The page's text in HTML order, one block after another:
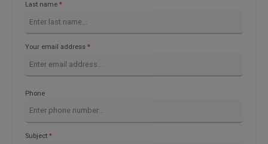
Last name *
Your email address *
Phone
Subject *